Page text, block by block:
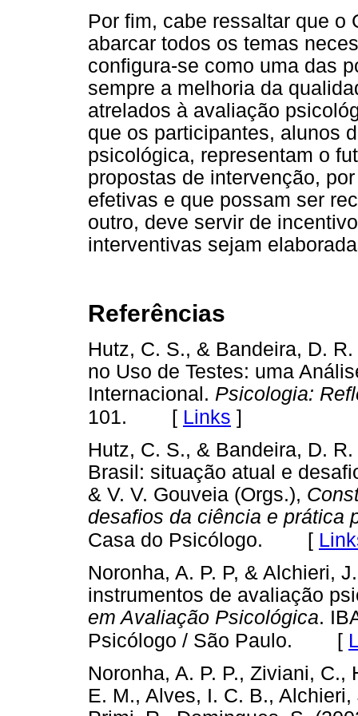
Por fim, cabe ressaltar que o
abarcar todos os temas
configura-se como uma das
sempre a melhoria da
atrelados à avaliação
que os participantes, alunos
psicológica, representam o
propostas de intervenção,
efetivas e que possam ser
outro, deve servir de
interventivas sejam
Referências
Hutz, C. S., & Bandeira, D.
no Uso de Testes: uma
Internacional. Psicologia:
101. [ Links ]
Hutz, C. S., & Bandeira, D.
Brasil: situação atual e
& V. V. Gouveia (Orgs.),
desafios da ciência e prática
Casa do Psicólogo. [
Noronha, A. P. P, & Alchieri,
instrumentos de avaliação
em Avaliação Psicológica.
Psicólogo / São Paulo. [
Noronha, A. P. P., Ziviani,
E. M., Alves, I. C. B.,